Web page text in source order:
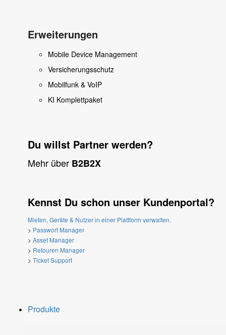
Erweiterungen
Mobile Device Management
Versicherungsschutz
Mobilfunk & VoIP
KI Komplettpaket
Du willst Partner werden?
Mehr über B2B2X
Kennst Du schon unser Kundenportal?
Mieten, Geräte & Nutzer in einer Plattform verwalten.
> Passwort Manager
> Asset Manager
> Retouren Manager
> Ticket Support
Produkte